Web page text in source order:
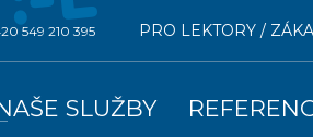
549 210 395 PRO LEKTORY /
SLUŽBY